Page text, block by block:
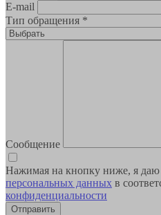
E-mail
Тип обращения *
Сообщение
Нажимая на кнопку ниже, я даю
персональных данных в
конфиденциальности